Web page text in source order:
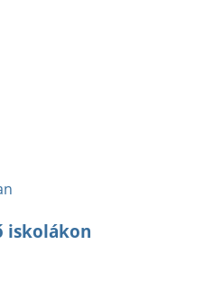
iskolákon